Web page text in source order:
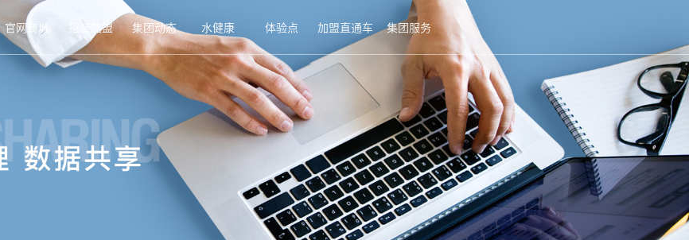
官网商城 招商加盟 集团动态 水健康 体验点 加盟直通车 集团服务